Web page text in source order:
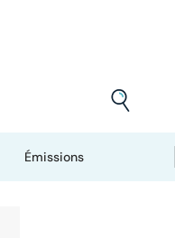
Émissions